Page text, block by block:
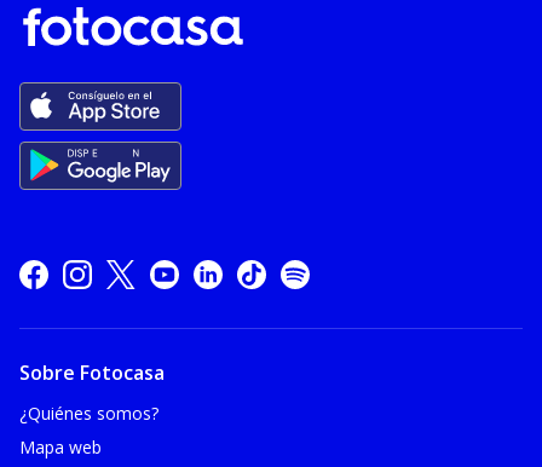
Sobre Fotocasa
¿Quiénes somos?
Mapa web